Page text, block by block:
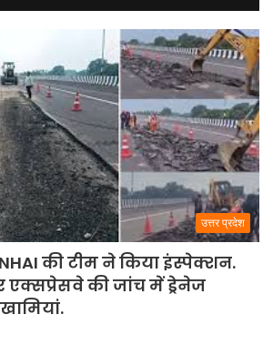
उत्तर प्रदेश
की टीम ने किया इंस्पेक्शन.
की जांच में ड्रेनेज